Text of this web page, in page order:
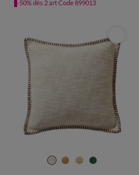
-50% dès 2 art Code 899013